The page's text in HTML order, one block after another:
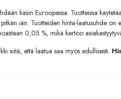
käsin Euroopassa. Tuotteissa
iän. Tuotteiden hinta-laatusuhde on
0,05 %, mikä kertoo
siitä, että laatua saa myös edullisesti.